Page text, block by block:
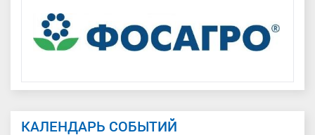
КАЛЕНДАРЬ СОБЫТИЙ